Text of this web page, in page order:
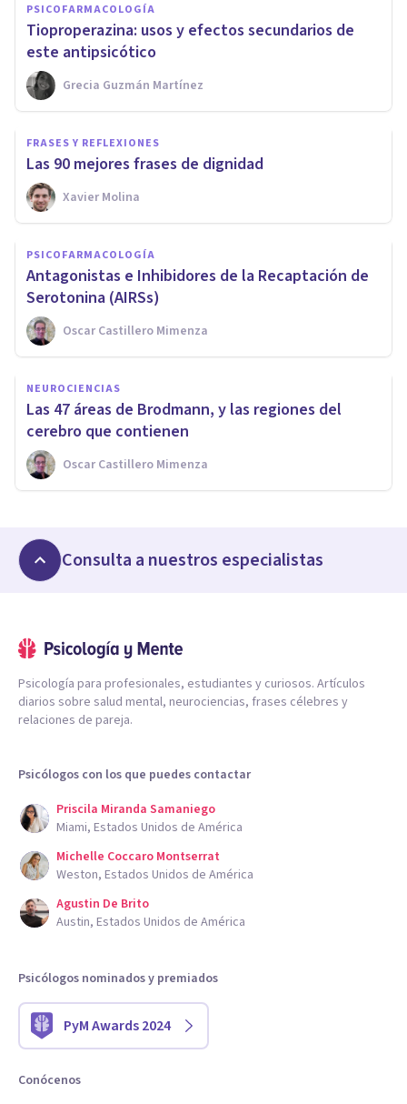
PSICOFARMACOLOGÍA
Tioproperazina: usos y efectos secundarios de
este antipsicótico
Grecia Guzmán Martínez
FRASES Y REFLEXIONES
Las 90 mejores frases de dignidad
Xavier Molina
PSICOFARMACOLOGÍA
Antagonistas e Inhibidores de la Recaptación de
Serotonina (AIRSs)
Oscar Castillero Mimenza
NEUROCIENCIAS
Las 47 áreas de Brodmann, y las regiones del
cerebro que contienen
Oscar Castillero Mimenza
Consulta a nuestros especialistas
Psicología para profesionales, estudiantes y curiosos. Artículos
diarios sobre salud mental, neurociencias, frases célebres y
relaciones de pareja.
Psicólogos con los que puedes contactar
Priscila Miranda Samaniego
Miami, Estados Unidos de América
Michelle Coccaro Montserrat
Weston, Estados Unidos de América
Agustin De Brito
Austin, Estados Unidos de América
Psicólogos nominados y premiados
PyM Awards 2024
Conócenos